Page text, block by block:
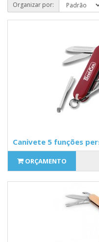
Organizar por:
Canivete 5 funções
ORÇAMENTO